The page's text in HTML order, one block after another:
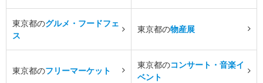
東京都のグルメ・フードフェ
ス
東京都の物産展
東京都のフリーマーケット
東京都のコンサート・音楽イ
ベント